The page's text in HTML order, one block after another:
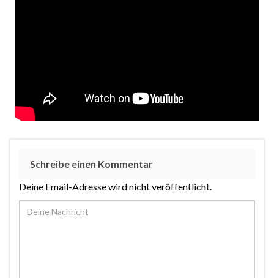
Schreibe einen Kommentar
Deine Email-Adresse wird nicht veröffentlicht.